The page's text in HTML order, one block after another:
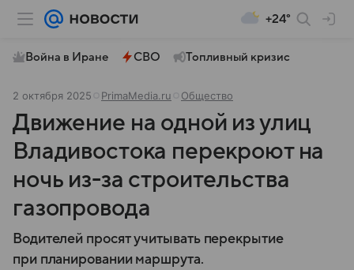
+24°
Война в Иране СВО Топливный кризис
2 октября 2025 PrimaMedia.ru Общество
Движение на одной из улиц
Владивостока перекроют на
ночь из-за строительства
газопровода
Водителей просят учитывать перекрытие
при планировании маршрута.